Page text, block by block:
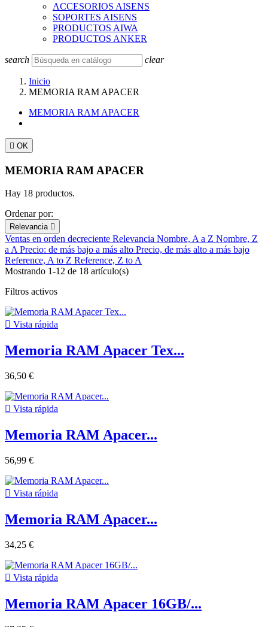
ACCESORIOS AISENS
SOPORTES AISENS
PRODUCTOS AIWA
PRODUCTOS ANKER
search clear
Inicio
MEMORIA RAM APACER
MEMORIA RAM APACER
 OK
MEMORIA RAM APACER
Hay 18 productos.
Ordenar por:
Relevancia 
Ventas en orden decreciente Relevancia Nombre, A a Z Nombre, Z
a APrecio: de más bajo a más alto Precio, de más alto a más bajo
Reference, A to Z Reference, Z to A
Mostrando 1-12 de 18 artículo(s)
Filtros activos
 Vista rápida
Memoria RAM Apacer Tex...
36,50 €
 Vista rápida
Memoria RAM Apacer...
56,99 €
 Vista rápida
Memoria RAM Apacer...
34,25 €
 Vista rápida
Memoria RAM Apacer 16GB/...